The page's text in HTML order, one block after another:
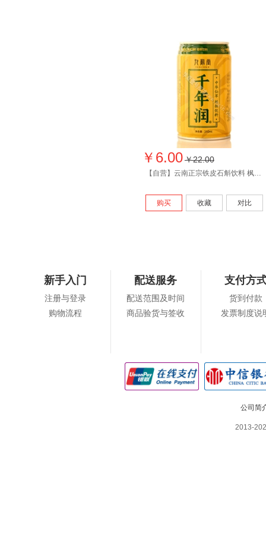
￥6.00￥22.00
【自营】云南正宗铁皮石斛饮料 枫斗植物 千年润仙草饮料310ml
购买 收藏 对比
新手入门
注册与登录
购物流程
配送服务
配送范围及时间
商品验货与签收
支付方
货到付款
发票制度说
公司简
2013-